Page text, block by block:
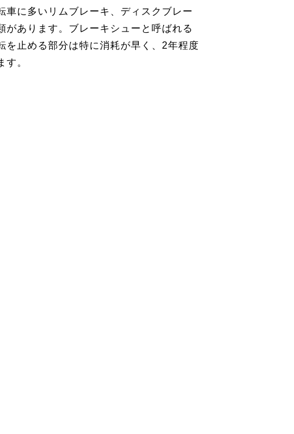
車に多いリムブレーキ、ディスクブレー
があります。ブレーキシューと呼ばれる
を止める部分は特に消耗が早く、2年程度
す。